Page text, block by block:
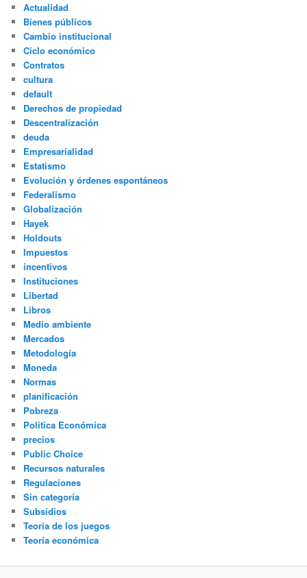
Actualidad
Bienes públicos
Cambio institucional
Ciclo económico
Contratos
cultura
default
Derechos de propiedad
Descentralización
deuda
Empresarialidad
Estatismo
Evolución y órdenes espontáneos
Federalismo
Globalización
Hayek
Holdouts
Impuestos
incentivos
Instituciones
Libertad
Libros
Medio ambiente
Mercados
Metodología
Moneda
Normas
planificación
Pobreza
Política Económica
precios
Public Choice
Recursos naturales
Regulaciones
Sin categoría
Subsidios
Teoría de los juegos
Teoría económica